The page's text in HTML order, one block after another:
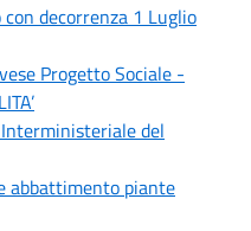
decorrenza 1 Luglio
Progetto Sociale -
del
abbattimento piante